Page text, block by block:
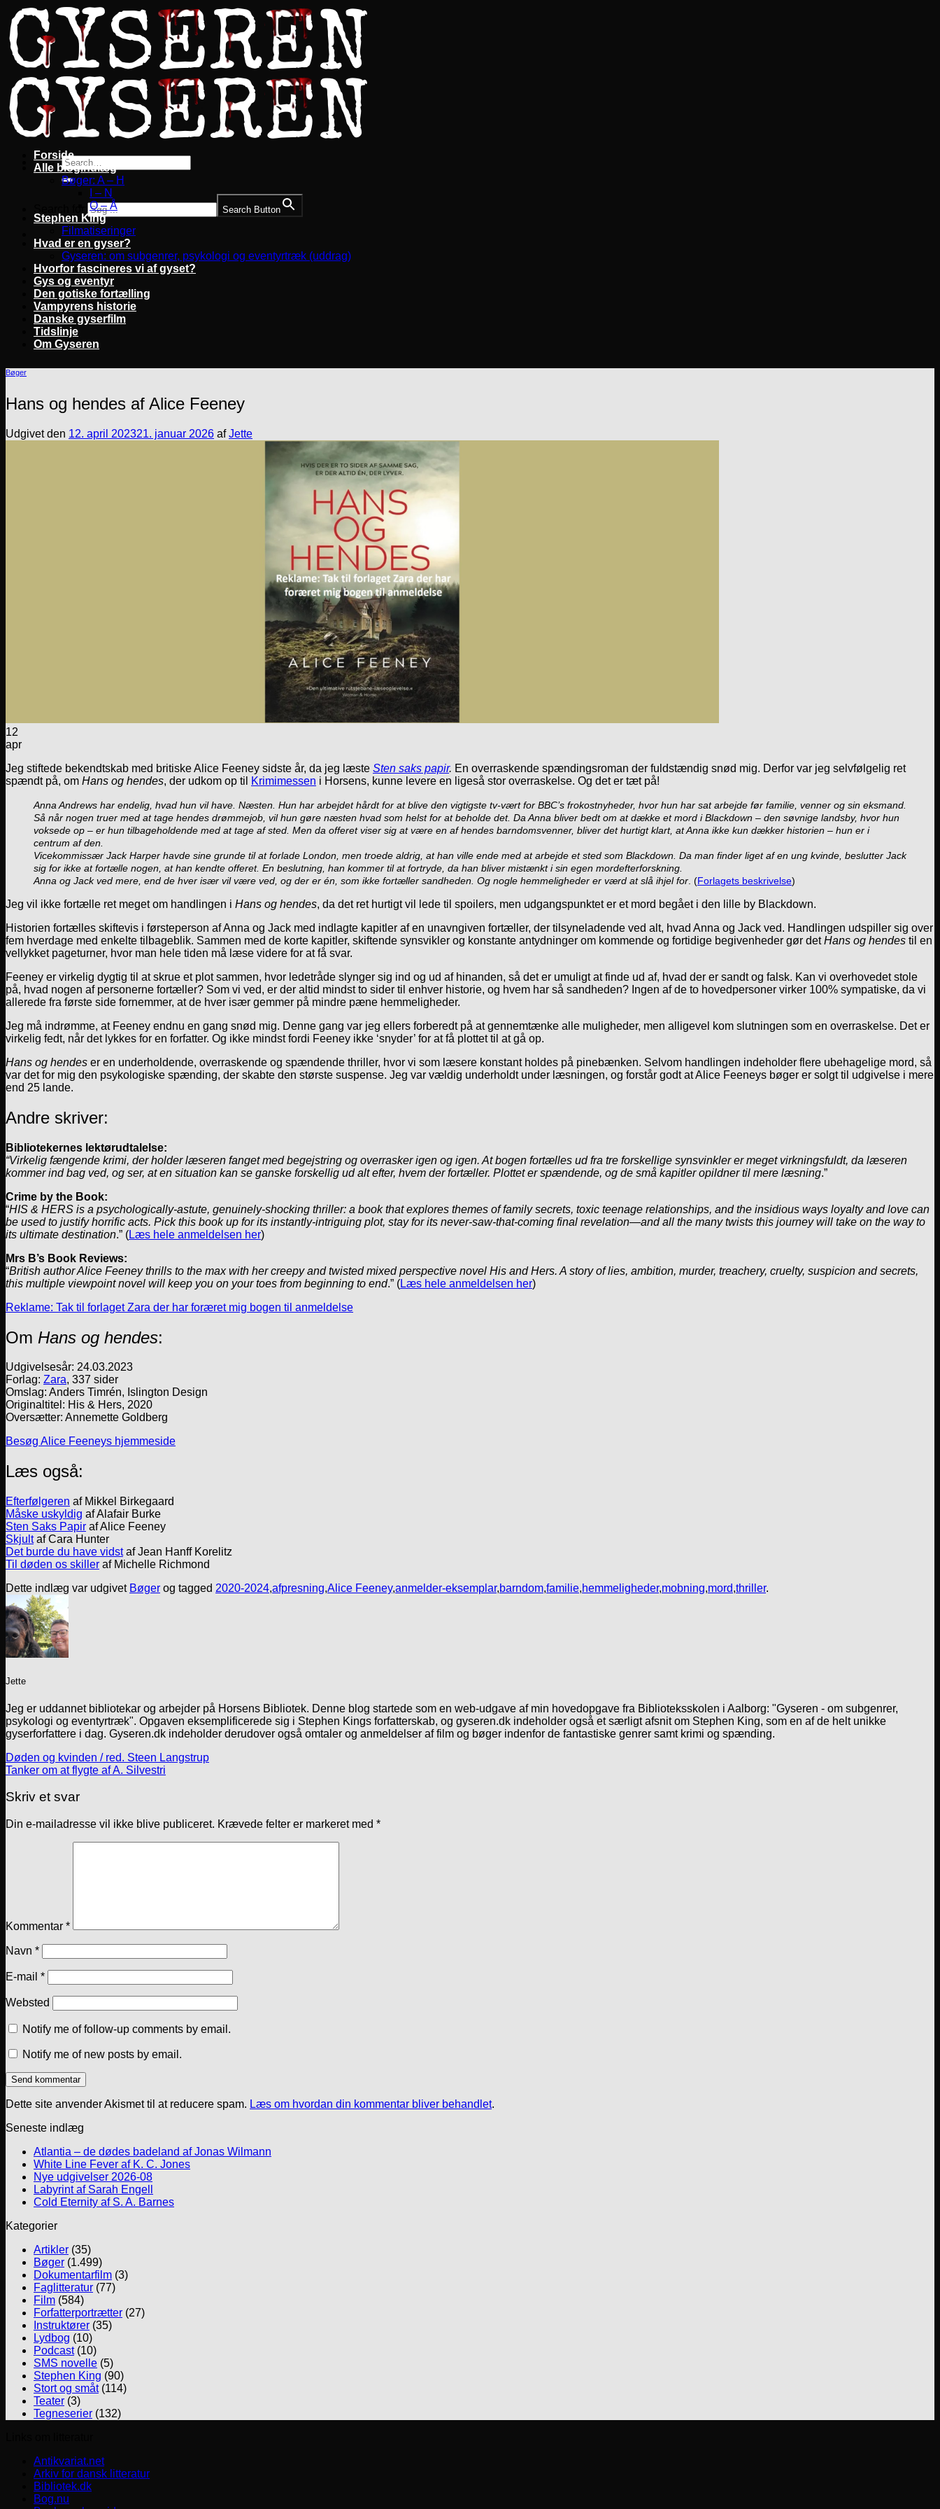
Fortsæt
til
indhold
Search Button
Forside
Alle blogindlæg
Bøger: A – H
I – N
O – Å
Stephen King
Filmatiseringer
Hvad er en gyser?
Gyseren: om subgenrer, psykologi og eventyrtræk (uddrag)
Hvorfor fascineres vi af gyset?
Gys og eventyr
Den gotiske fortælling
Vampyrens historie
Danske gyserfilm
Tidslinje
Om Gyseren
Bøger
Hans og hendes af Alice Feeney
Udgivet den 12. april 202321. januar 2026 afJette
12
apr
Jeg stiftede bekendtskab med britiske Alice Feeney sidste år, da jeg læste Sten saks papir. En overraskende spændingsroman der fuldstændig snød mig. Derfor var jeg selvfølgelig ret
spændt på, om Hans og hendes, der udkom op til Krimimessen i Horsens, kunne levere en ligeså stor overraskelse. Og det er tæt på!
Anna Andrews har endelig, hvad hun vil have. Næsten. Hun har arbejdet hårdt for at blive den vigtigste tv-vært for BBC’s frokostnyheder, hvor hun har sat arbejde før familie, venner og sin eksmand.
Så når nogen truer med at tage hendes drømmejob, vil hun gøre næsten hvad som helst for at beholde det. Da Anna bliver bedt om at dække et mord i Blackdown – den søvnige landsby, hvor hun
voksede op – er hun tilbageholdende med at tage af sted. Men da offeret viser sig at være en af hendes barndomsvenner, bliver det hurtigt klart, at Anna ikke kun dækker historien – hun er i
centrum af den.
Vicekommissær Jack Harper havde sine grunde til at forlade London, men troede aldrig, at han ville ende med at arbejde et sted som Blackdown. Da man finder liget af en ung kvinde, beslutter Jack
sig for ikke at fortælle nogen, at han kendte offeret. En beslutning, han kommer til at fortryde, da han bliver mistænkt i sin egen mordefterforskning.
Anna og Jack ved mere, end de hver især vil være ved, og der er én, som ikke fortæller sandheden. Og nogle hemmeligheder er værd at slå ihjel for . (Forlagets beskrivelse)
Jeg vil ikke fortælle ret meget om handlingen i Hans og hendes, da det ret hurtigt vil lede til spoilers, men udgangspunktet er et mord begået i den lille by Blackdown.
Historien fortælles skiftevis i førsteperson af Anna og Jack med indlagte kapitler af en unavngiven fortæller, der tilsyneladende ved alt, hvad Anna og Jack ved. Handlingen udspiller sig over
fem hverdage med enkelte tilbageblik. Sammen med de korte kapitler, skiftende synsvikler og konstante antydninger om kommende og fortidige begivenheder gør detHans og hendes til en
vellykket pageturner, hvor man hele tiden må læse videre for at få svar.
Feeney er virkelig dygtig til at skrue et plot sammen, hvor ledetråde slynger sig ind og ud af hinanden, så det er umuligt at finde ud af, hvad der er sandt og falsk. Kan vi overhovedet stole
på, hvad nogen af personerne fortæller? Som vi ved, er der altid mindst to sider til enhver historie, og hvem har så sandheden? Ingen af de to hovedpersoner virker 100% sympatiske, da vi
allerede fra første side fornemmer, at de hver især gemmer på mindre pæne hemmeligheder.
Jeg må indrømme, at Feeney endnu en gang snød mig. Denne gang var jeg ellers forberedt på at gennemtænke alle muligheder, men alligevel kom slutningen som en overraskelse. Det er
virkelig fedt, når det lykkes for en forfatter. Og ikke mindst fordi Feeney ikke ‘snyder’ for at få plottet til at gå op.
Hans og hendes er en underholdende, overraskende og spændende thriller, hvor vi som læsere konstant holdes på pinebænken. Selvom handlingen indeholder flere ubehagelige mord, så
var det for mig den psykologiske spænding, der skabte den største suspense. Jeg var vældig underholdt under læsningen, og forstår godt at Alice Feeneys bøger er solgt til udgivelse i mere
end 25 lande.
Andre skriver:
Bibliotekernes lektørudtalelse:
“Virkelig fængende krimi, der holder læseren fanget med begejstring og overrasker igen og igen. At bogen fortælles ud fra tre forskellige synsvinkler er meget virkningsfuldt, da læseren
kommer ind bag ved, og ser, at en situation kan se ganske forskellig ud alt efter, hvem der fortæller. Plottet er spændende, og de små kapitler opildner til mere læsning.”
Crime by the Book:
“HIS & HERS is a psychologically-astute, genuinely-shocking thriller: a book that explores themes of family secrets, toxic teenage relationships, and the insidious ways loyalty and love can
be used to justify horrific acts. Pick this book up for its instantly-intriguing plot, stay for its never-saw-that-coming final revelation—and all the many twists this journey will take on the way to
its ultimate destination.” (Læs hele anmeldelsen her)
Mrs B’s Book Reviews:
“British author Alice Feeney thrills to the max with her creepy and twisted mixed perspective novel His and Hers. A story of lies, ambition, murder, treachery, cruelty, suspicion and secrets,
this multiple viewpoint novel will keep you on your toes from beginning to end.” (Læs hele anmeldelsen her)
Reklame: Tak til forlaget Zara der har foræret mig bogen til anmeldelse
Om Hans og hendes:
Udgivelsesår: 24.03.2023
Forlag: Zara, 337 sider
Omslag: Anders Timrén, Islington Design
Originaltitel: His & Hers, 2020
Oversætter: Annemette Goldberg
Besøg Alice Feeneys hjemmeside
Læs også:
Efterfølgeren af Mikkel Birkegaard
Måske uskyldig af Alafair Burke
Sten Saks Papir af Alice Feeney
Skjultaf Cara Hunter
Det burde du have vidstaf Jean Hanff Korelitz
Til døden os skiller af Michelle Richmond
Dette indlæg var udgivet Bøger og tagged 2020-2024,afpresning,Alice Feeney,anmelder-eksemplar,barndom,familie,hemmeligheder,mobning,mord,thriller.
Jette
Jeg er uddannet bibliotekar og arbejder på Horsens Bibliotek. Denne blog startede som en web-udgave af min hovedopgave fra Biblioteksskolen i Aalborg: "Gyseren - om subgenrer,
psykologi og eventyrtræk". Opgaven eksemplificerede sig i Stephen Kings forfatterskab, og gyseren.dk indeholder også et særligt afsnit om Stephen King, som en af de helt unikke
gyserforfattere i dag. Gyseren.dk indeholder derudover også omtaler og anmeldelser af film og bøger indenfor de fantastiske genrer samt krimi og spænding.
Døden og kvinden / red. Steen Langstrup
Tanker om at flygte af A. Silvestri
Skriv et svar
Din e-mailadresse vil ikke blive publiceret. Krævede felter er markeret med *
Kommentar *
Navn *
E-mail *
Websted
Notify me of follow-up comments by email.
Notify me of new posts by email.
Dette site anvender Akismet til at reducere spam. Læs om hvordan din kommentar bliver behandlet.
Seneste indlæg
Atlantia – de dødes badeland af Jonas Wilmann
White Line Fever af K. C. Jones
Nye udgivelser 2026-08
Labyrint af Sarah Engell
Cold Eternity af S. A. Barnes
Kategorier
Artikler (35)
Bøger (1.499)
Dokumentarfilm (3)
Faglitteratur (77)
Film (584)
Forfatterportrætter (27)
Instruktører (35)
Lydbog (10)
Podcast(10)
SMS novelle (5)
Stephen King (90)
Stort og småt(114)
Teater (3)
Tegneserier (132)
Antikvariat.net
Arkiv for dansk litteratur
Bibliotek.dk
Bog.nu